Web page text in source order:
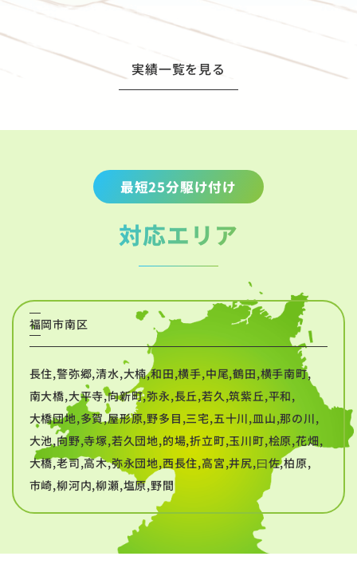
実績一覧を見る
最短25分駆け付け
対応エリア
福岡市南区
長住,警弥郷,清水,大楠,和田,横手,中尾,鶴田,横手南町,
南大橋,大平寺,向新町,弥永,長丘,若久,筑紫丘,平和,
大橋団地,多賀,屋形原,野多目,三宅,五十川,皿山,那の川,
大池,向野,寺塚,若久団地,的場,折立町,玉川町,桧原,花畑,
大橋,老司,高木,弥永団地,西長住,高宮,井尻,曰佐,柏原,
市崎,柳河内,柳瀬,塩原,野間